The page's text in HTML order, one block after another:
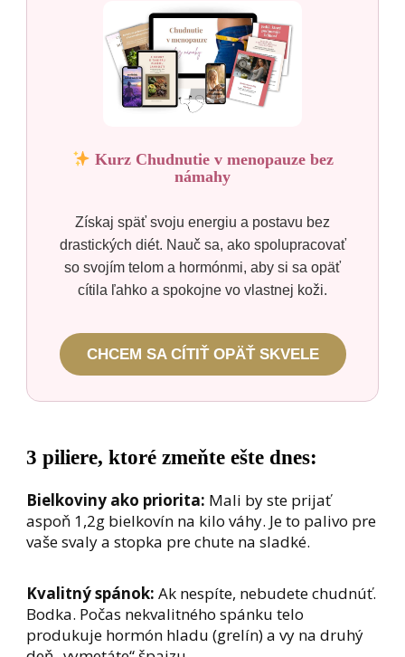
Kurz Chudnutie v menopauze bez
námahy
Získaj späť svoju energiu a postavu bez
drastických diét. Nauč sa, ako spolupracovať
so svojím telom a hormónmi, aby si sa opäť
cítila ľahko a spokojne vo vlastnej koži.
CHCEM SA CÍTIŤ OPÄŤ SKVELE
3 piliere, ktoré zmeňte ešte dnes:
Bielkoviny ako priorita: Mali by ste prijať
aspoň 1,2g bielkovín na kilo váhy. Je to palivo pre
vaše svaly a stopka pre chute na sladké.
Kvalitný spánok: Ak nespíte, nebudete chudnúť.
Bodka. Počas nekvalitného spánku telo
produkuje hormón hladu (grelín) a vy na druhý